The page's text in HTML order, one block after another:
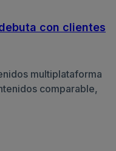
con clientes
multiplataforma
comparable,